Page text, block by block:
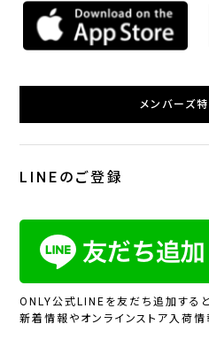
メンバーズ
LINEのご登録
ONLY公式LINEを友だち追加すると
新着情報やオンラインストア入荷情